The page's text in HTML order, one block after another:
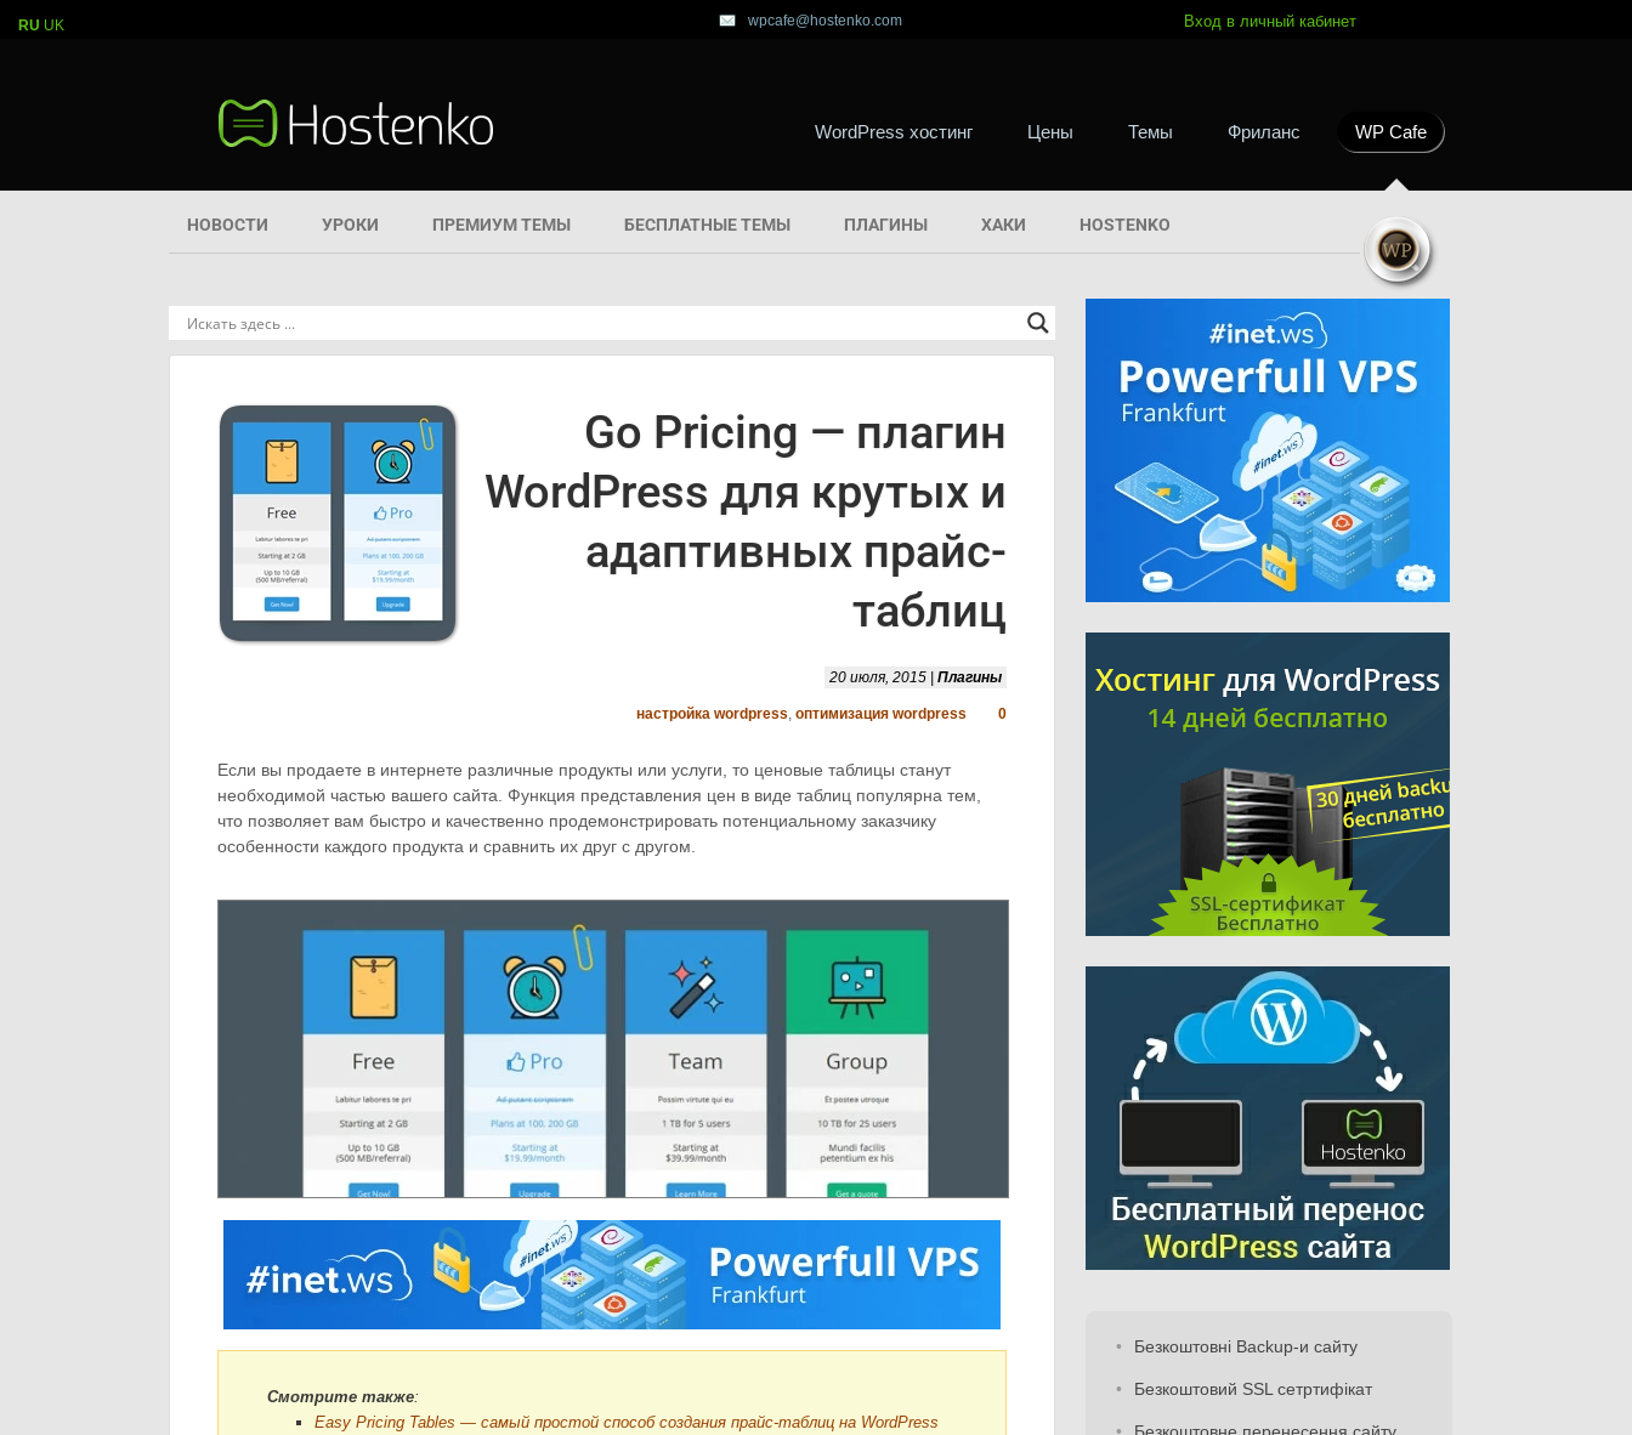
wpcafe@hostenko.com Вход в личный кабинет
WordPress хостинг Цены Темы Фриланс WP Cafe
НОВОСТИ УРОКИ ПРЕМИУМ ТЕМЫ БЕСПЛАТНЫЕ ТЕМЫ ПЛАГИНЫ ХАКИ HOSTENKO
Go Pricing — плагин
WordPress для крутых и
адаптивных прайс-
таблиц
20 июля, 2015 | Плагины
настройка wordpress, оптимизация wordpress 0
Если вы продаете в интернете различные продукты или услуги, то ценовые таблицы станут
необходимой частью вашего сайта. Функция представления цен в виде таблиц популярна тем,
что позволяет вам быстро и качественно продемонстрировать потенциальному заказчику
особенности каждого продукта и сравнить их друг с другом.
Смотрите также:
Easy Pricing Tables — самый простой способ создания прайс-таблиц на WordPress
Безкоштовні Backup-и сайту
Безкоштовий SSL сетртифікат
RU UK